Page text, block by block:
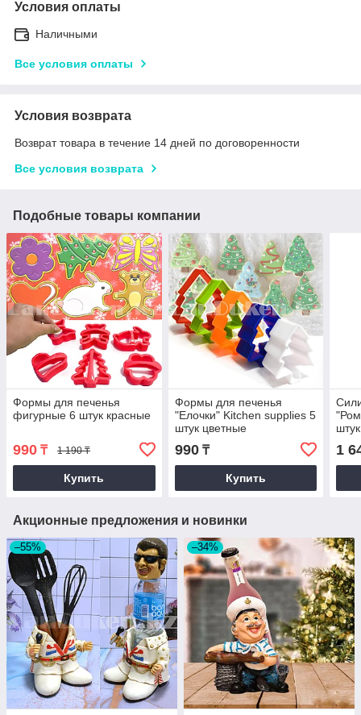
Условия оплаты
Наличными
Все условия оплаты
Условия возврата
Возврат товара в течение 14 дней по договоренности
Все условия возврата
Подобные товары компании
Формы для печенья
фигурные 6 штук красные
990 ₸ 1 190 ₸
Купить
Формы для печенья
"Елочки" Kitchen supplies 5
штук цветные
990₸
Купить
штук
1
Акционные предложения и новинки
–55% –34%